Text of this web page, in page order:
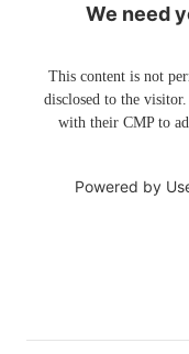
We need
This content is not
disclosed to the
with their CMP to
Powered by